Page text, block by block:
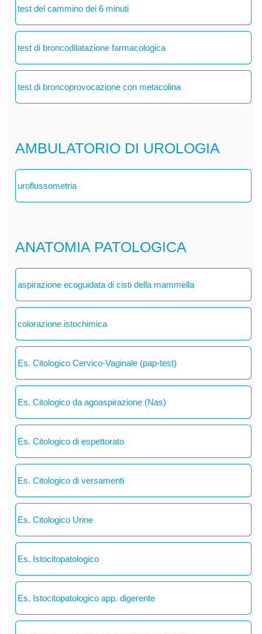
test del cammino dei 6 minuti
test di broncodilatazione farmacologica
test di broncoprovocazione con metacolina
AMBULATORIO DI UROLOGIA
uroflussometria
ANATOMIA PATOLOGICA
aspirazione ecoguidata di cisti della mammella
colorazione istochimica
Es. Citologico Cervico-Vaginale (pap-test)
Es. Citologico da agoaspirazione (Nas)
Es. Citologico di espettorato
Es. Citologico di versamenti
Es. Citologico Urine
Es. Istocitopatologico
Es. Istocitopatologico app. digerente